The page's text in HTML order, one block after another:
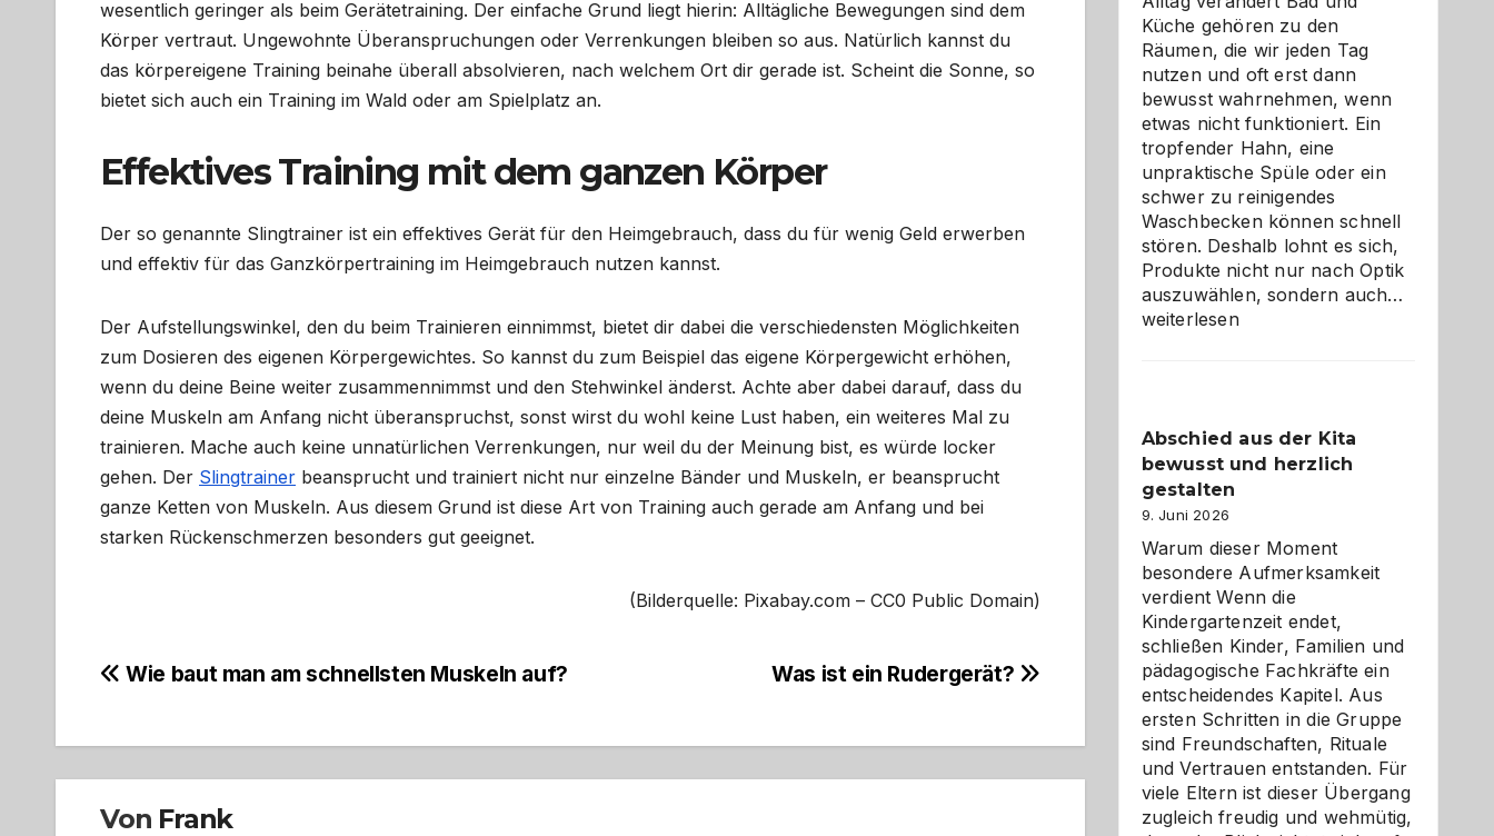
wesentlich geringer als beim Gerätetraining. Der einfache Grund liegt hierin: Alltägliche Bewegungen sind dem
Körper vertraut. Ungewohnte Überanspruchungen oder Verrenkungen bleiben so aus. Natürlich kannst du
das körpereigene Training beinahe überall absolvieren, nach welchem Ort dir gerade ist. Scheint die Sonne, so
bietet sich auch ein Training im Wald oder am Spielplatz an.
Effektives Training mit dem ganzen Körper
Der so genannte Slingtrainer ist ein effektives Gerät für den Heimgebrauch, dass du für wenig Geld erwerben
und effektiv für das Ganzkörpertraining im Heimgebrauch nutzen kannst.
Der Aufstellungswinkel, den du beim Trainieren einnimmst, bietet dir dabei die verschiedensten Möglichkeiten
zum Dosieren des eigenen Körpergewichtes. So kannst du zum Beispiel das eigene Körpergewicht erhöhen,
wenn du deine Beine weiter zusammennimmst und den Stehwinkel änderst. Achte aber dabei darauf, dass du
deine Muskeln am Anfang nicht überanspruchst, sonst wirst du wohl keine Lust haben, ein weiteres Mal zu
trainieren. Mache auch keine unnatürlichen Verrenkungen, nur weil du der Meinung bist, es würde locker
gehen. Der Slingtrainer beansprucht und trainiert nicht nur einzelne Bänder und Muskeln, er beansprucht
ganze Ketten von Muskeln. Aus diesem Grund ist diese Art von Training auch gerade am Anfang und bei
starken Rückenschmerzen besonders gut geeignet.
(Bilderquelle: Pixabay.com – CC0 Public Domain)
Beitragsnavigation Was ist ein Rudergerät?
Wie baut man am schnellsten Muskeln auf?
Von Frank
Küche gehören zu den
Räumen, die wir jeden Tag
nutzen und oft erst dann
bewusst wahrnehmen, wenn
etwas nicht funktioniert. Ein
tropfender Hahn, eine
unpraktische Spüle oder ein
schwer zu reinigendes
Waschbecken können schnell
stören. Deshalb lohnt es sich,
Produkte nicht nur nach Optik
auszuwählen, sondern auch…
weiterlesen
Abschied aus der Kita
bewusst und herzlich
gestalten
9. Juni 2026
Warum dieser Moment
besondere Aufmerksamkeit
verdient Wenn die
Kindergartenzeit endet,
schließen Kinder, Familien und
pädagogische Fachkräfte ein
entscheidendes Kapitel. Aus
ersten Schritten in die Gruppe
sind Freundschaften, Rituale
und Vertrauen entstanden. Für
viele Eltern ist dieser Übergang
zugleich freudig und wehmütig,